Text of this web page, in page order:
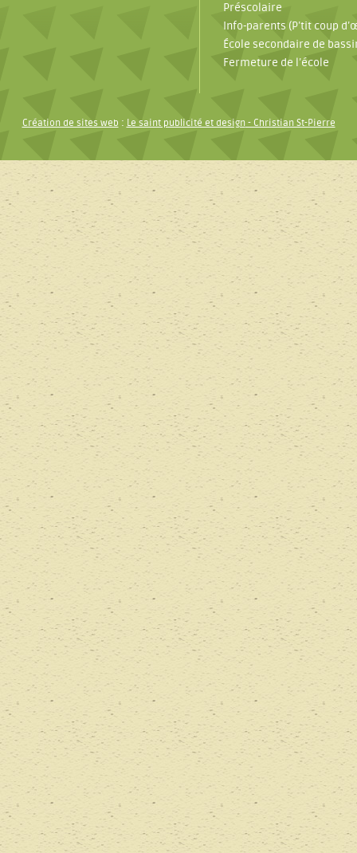
Préscolaire
Info-parents (P’tit coup
École secondaire de
Fermeture de l’école
Création de sites web : Le saint publicité et design- Christian St-Pierre